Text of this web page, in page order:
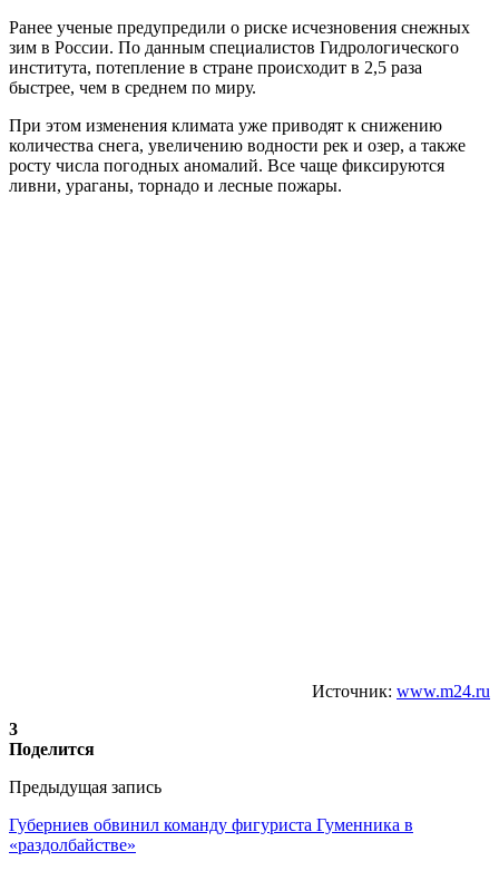
Ранее ученые предупредили о риске исчезновения снежных
зим в России. По данным специалистов Гидрологического
института, потепление в стране происходит в 2,5 раза
быстрее, чем в среднем по миру.
При этом изменения климата уже приводят к снижению
количества снега, увеличению водности рек и озер, а также
росту числа погодных аномалий. Все чаще фиксируются
ливни, ураганы, торнадо и лесные пожары.
Источник: www.m24.ru
3
Поделится
Предыдущая запись
Губерниев обвинил команду фигуриста Гуменника в
«раздолбайстве»